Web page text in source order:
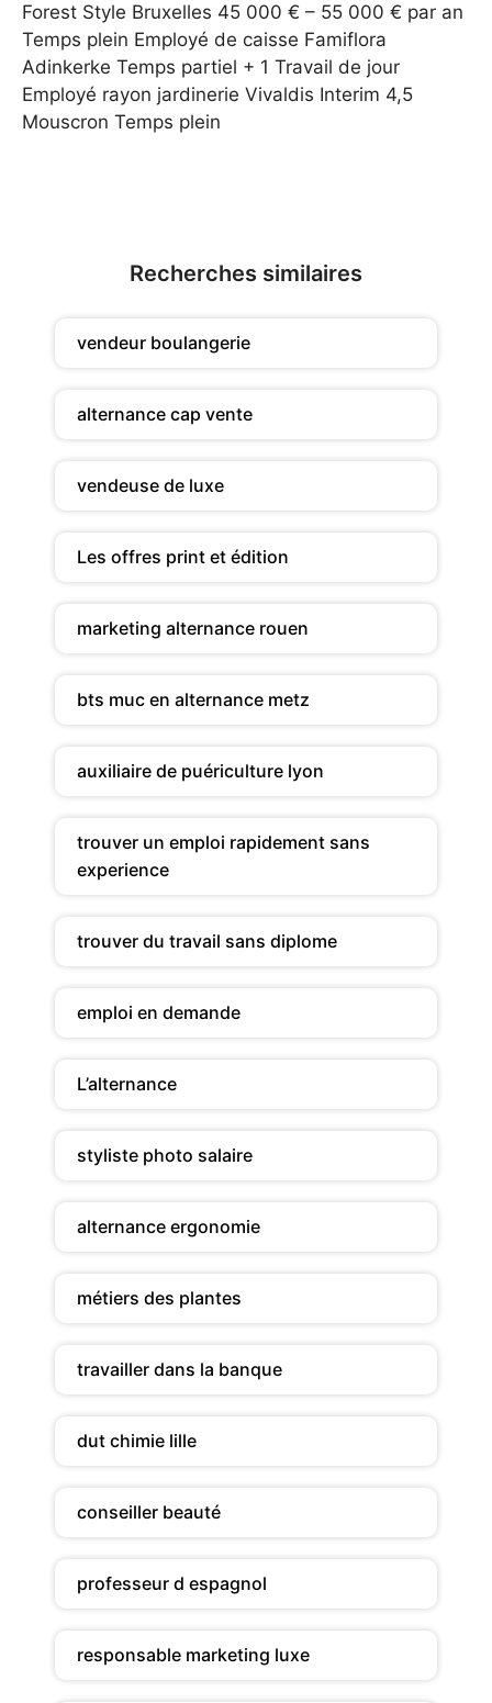
Forest Style Bruxelles 45 000 € – 55 000 € par an
Temps plein Employé de caisse Famiflora
Adinkerke Temps partiel + 1 Travail de jour
Employé rayon jardinerie Vivaldis Interim 4,5
Mouscron Temps plein
Recherches similaires
vendeur boulangerie
alternance cap vente
vendeuse de luxe
Les offres print et édition
marketing alternance rouen
bts muc en alternance metz
auxiliaire de puériculture lyon
trouver un emploi rapidement sans
experience
trouver du travail sans diplome
emploi en demande
L’alternance
styliste photo salaire
alternance ergonomie
métiers des plantes
travailler dans la banque
dut chimie lille
conseiller beauté
professeur d espagnol
responsable marketing luxe